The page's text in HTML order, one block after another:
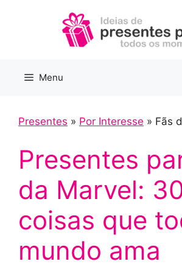
Menu
Presentes » Por Interesse » Fãs
Presentes
da Marvel:
coisas que
mundo ama